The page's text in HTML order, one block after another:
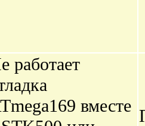
работает
вместе